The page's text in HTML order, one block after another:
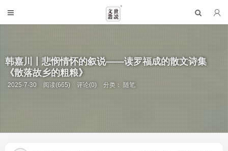
韩嘉川丨悲悯情怀的叙说——读罗福成的散文诗集
《散落故乡的粗粮》
2025-7-30 阅读(665) 评论(0) 分类：随笔